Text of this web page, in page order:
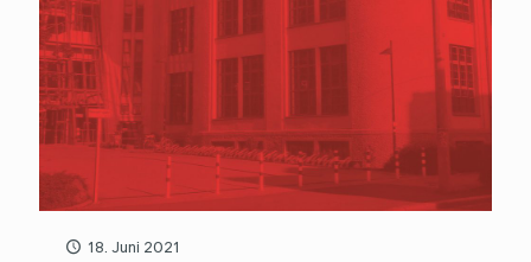
18. Juni 2021